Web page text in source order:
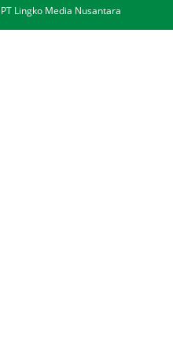
Lingko Media Nusantara